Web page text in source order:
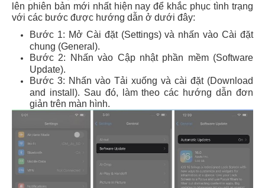
lên phiên bản mới nhất hiện nay để khắc phục tình trạng
với các bước được hướng dẫn ở dưới đây:
Bước 1: Mở Cài đặt (Settings) và nhấn vào Cài đặt
chung (General).
Bước 2: Nhấn vào Cập nhật phần mềm (Software
Update).
Bước 3: Nhấn vào Tải xuống và cài đặt (Download
and install). Sau đó, làm theo các hướng dẫn đơn
giản trên màn hình.